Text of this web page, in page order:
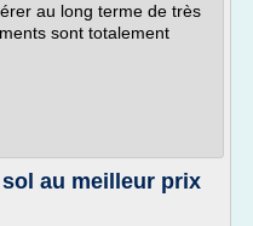
au long terme de très
sont totalement
au meilleur prix